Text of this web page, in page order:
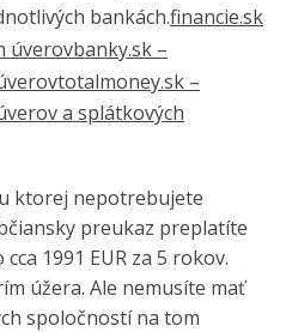
bankách.financie.sk
úverovbanky.sk –
totalmoney.sk –
a splátkových
ktorej nepotrebujete
preukaz preplatíte
1991 EUR za 5 rokov.
úžera. Ale nemusíte mať
spoločností na tom